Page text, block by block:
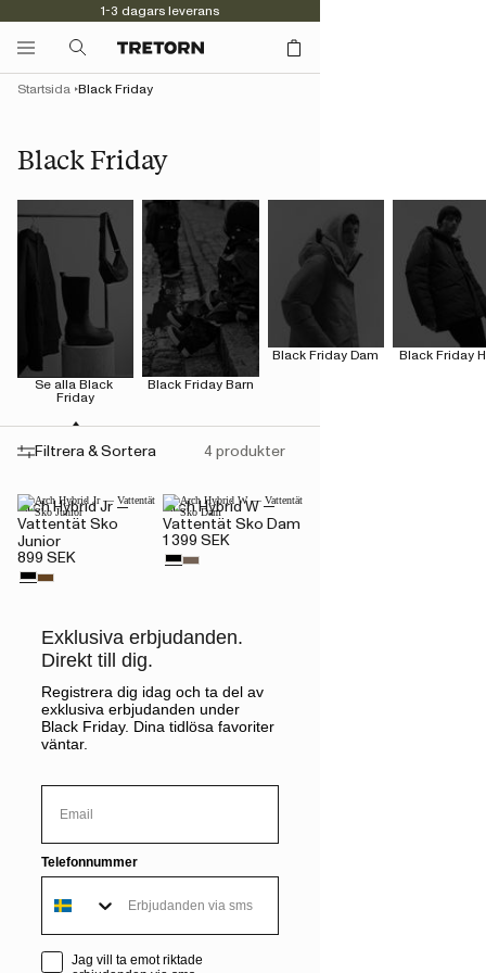
1-3 dagars leverans
Black Friday
Startsida Black Friday
Se alla Black
Friday
Black Friday Barn
Black Friday Dam Black Friday
Filtrera & Sortera 4 produkter
Exklusiva erbjudanden.
Direkt till dig.
Registrera dig idag och ta del av
exklusiva erbjudanden under
Black Friday. Dina tidlösa favoriter
väntar.
Telefonnummer
sms consent
Jag vill ta emot riktade
Arch Hybrid Jr —
Vattentät Sko
Junior
899 SEK
Arch Hybrid W —
Vattentät Sko Dam
1 399 SEK